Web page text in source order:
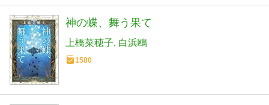
神の蝶、舞う果て
上橋菜穂子 白浜鴎
1580